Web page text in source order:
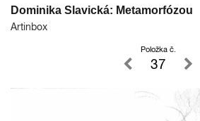
Dominika Slavická: Metamorfózou
Artinbox
Položka č.
37